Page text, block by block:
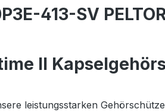
413-SV
II
leistungsstarken